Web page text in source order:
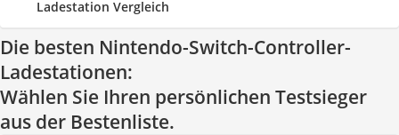
Ladestation Vergleich
Die besten Nintendo-Switch-Controller-
Ladestationen:
Wählen Sie Ihren persönlichen Testsieger
aus der Bestenliste.